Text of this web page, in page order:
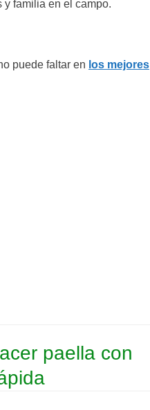
familia en el campo.
puede faltar en los mejores
paella con